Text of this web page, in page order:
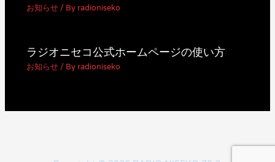
お知らせ/ By radioniseko
ラジオニセコ公式ホームページの使い方
お知らせ/ By radioniseko